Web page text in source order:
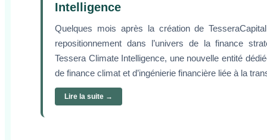
Intelligence
Quelques mois après la création de
repositionnement dans l’univers de la finance
Tessera Climate Intelligence, une nouvelle entité
de finance climat et d’ingénierie financière liée à la
Lire la suite →